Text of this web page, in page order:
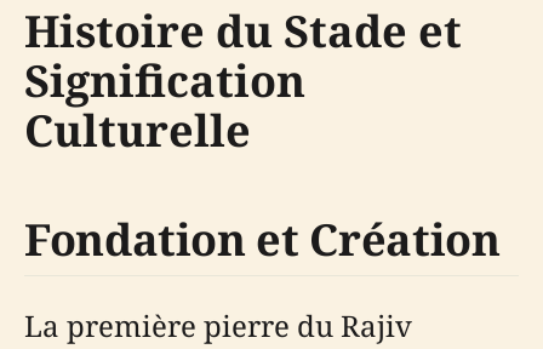
Histoire du Stade et
Signification
Culturelle
Fondation et Création
La première pierre du Rajiv